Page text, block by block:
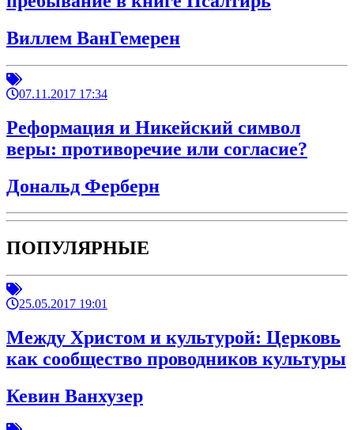
Виллем ВанГемерен
07.11.2017 17:34
Реформация и Никейский символ
веры: противоречие или согласие?
Дональд Ферберн
ПОПУЛЯРНЫЕ
25.05.2017 19:01
Между Христом и культурой: Церковь
как сообщество проводников культуры
Кевин Ванхузер